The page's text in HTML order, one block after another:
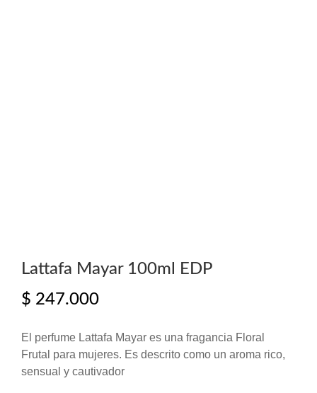
Lattafa Mayar 100ml EDP
$ 247.000
El perfume Lattafa Mayar es una fragancia Floral
Frutal para mujeres. Es descrito como un aroma rico,
sensual y cautivador